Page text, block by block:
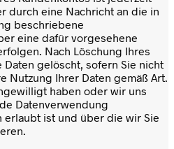
durch eine Nachricht an die in
beschriebene
eine dafür vorgesehene
Nach Löschung Ihres
gelöscht, sofern Sie nicht
Nutzung Ihrer Daten gemäß Art.
haben oder wir uns
Datenverwendung
ist und über die wir Sie